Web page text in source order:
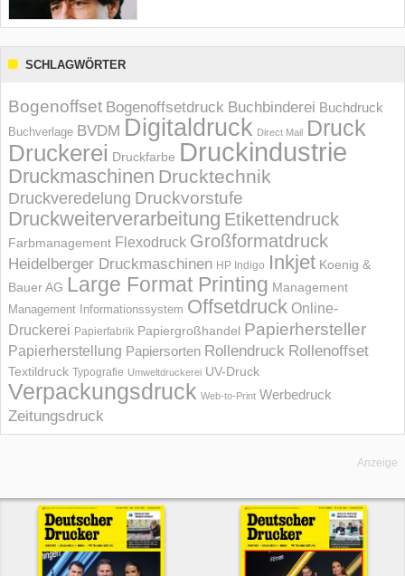
SCHLAGWÖRTER
Bogenoffset Bogenoffsetdruck Buchbinderei Buchdruck
Buchverlage BVDM Digitaldruck Direct Mail Druck
Druckerei Druckfarbe Druckindustrie
Druckmaschinen Drucktechnik
Druckveredelung Druckvorstufe
Druckweiterverarbeitung Etikettendruck
Farbmanagement Flexodruck Großformatdruck
Heidelberger Druckmaschinen HP Indigo Inkjet Koenig &
Bauer AG Large Format Printing Management
Management Informations­system Offsetdruck Online-
Druckerei Papierfabrik Papiergroßhandel Papierhersteller
Papierherstellung Papiersorten Rollendruck Rollenoffset
Textildruck Typografie Umweltdruckerei UV-Druck
Verpackungsdruck Web-to-Print Werbedruck
Zeitungsdruck
Anzeige